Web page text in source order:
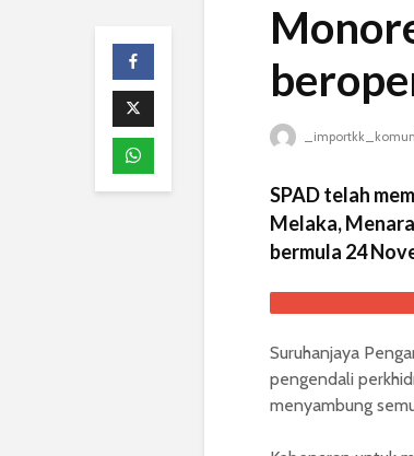
SPAD telah
Melaka,
bermula 24
Suruhanjaya
pengendali
menyambung